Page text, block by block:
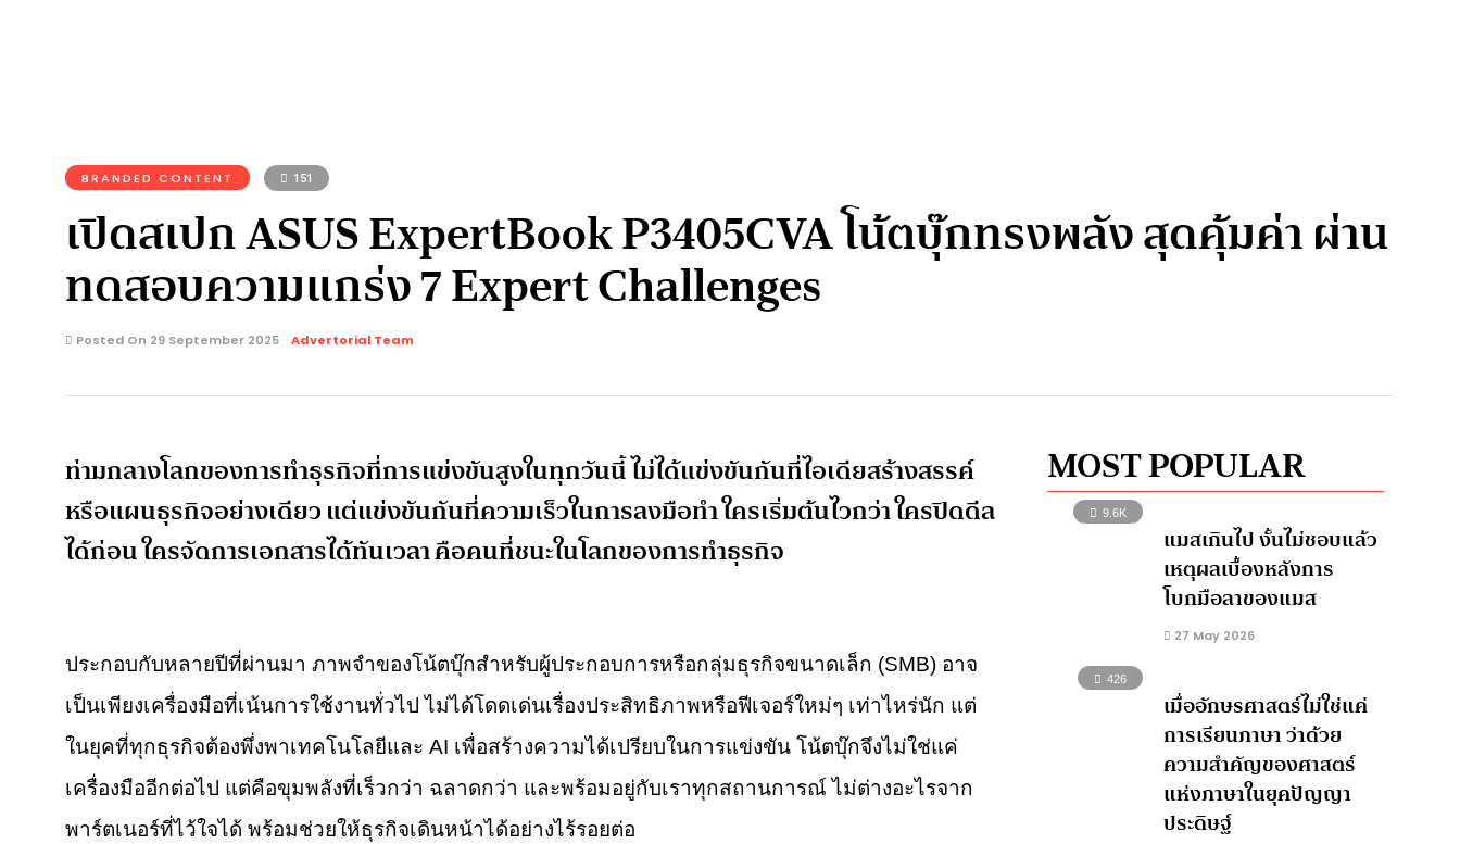
BRANDED CONTENT 151
เปิดสเปก ASUS ExpertBook P3405CVA โน้ตบุ๊กทรงพลัง สุดคุ้มค่า ผ่าน
ทดสอบความแกร่ง 7 Expert Challenges
Posted On 29 September 2025 Advertorial Team
ท่ามกลางโลกของการทำธุรกิจที่การแข่งขันสูงในทุกวันนี้ ไม่ได้แข่งขันกันที่ไอเดียสร้างสรรค์
หรือแผนธุรกิจอย่างเดียว แต่แข่งขันกันที่ความเร็วในการลงมือทำ ใครเริ่มต้นไวกว่า ใครปิดดีล
ได้ก่อน ใครจัดการเอกสารได้ทันเวลา คือคนที่ชนะในโลกของการทำธุรกิจ
ประกอบกับหลายปีที่ผ่านมา ภาพจำของโน้ตบุ๊กสำหรับผู้ประกอบการหรือกลุ่มธุรกิจขนาดเล็ก (SMB) อาจ
เป็นเพียงเครื่องมือที่เน้นการใช้งานทั่วไป ไม่ได้โดดเด่นเรื่องประสิทธิภาพหรือฟีเจอร์ใหม่ๆ เท่าไหร่นัก แต่
ในยุคที่ทุกธุรกิจต้องพึ่งพาเทคโนโลยีและ AI เพื่อสร้างความได้เปรียบในการแข่งขัน โน้ตบุ๊กจึงไม่ใช่แค่
เครื่องมืออีกต่อไป แต่คือขุมพลังที่เร็วกว่า ฉลาดกว่า และพร้อมอยู่กับเราทุกสถานการณ์ ไม่ต่างอะไรจาก
พาร์ตเนอร์ที่ไว้ใจได้ พร้อมช่วยให้ธุรกิจเดินหน้าได้อย่างไร้รอยต่อ
MOST POPULAR
9.6K
แมสเกินไป งั้นไม่ชอบแล้ว
เหตุผลเบื้องหลังการ
โบกมือลาของแมส
27 May 2026
426
เมื่ออักษรศาสตร์ไม่ใช่แค่
การเรียนภาษา ว่าด้วย
ความสำคัญของศาสตร์
แห่งภาษาในยุคปัญญา
ประดิษฐ์